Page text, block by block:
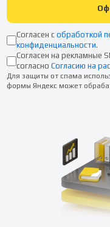
Согласен с обработкой
конфиденциальности.
Согласен на рекламные
согласно Согласию на
Для защиты от спама
формы Яндекс может